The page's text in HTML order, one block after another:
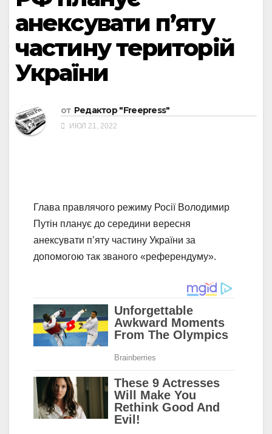
анексувати п’яту
частину територій
України
от Редактор "Freepress"
ИЮЛ 21, 2022
Глава правлячого режиму Росії Володимир
Путін планує до середини вересня
анексувати п’яту частину України за
допомогою так званого «референдуму».